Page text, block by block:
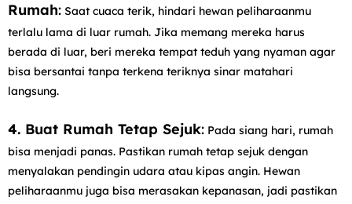
Rumah: Saat cuaca terik, hindari hewan peliharaanmu
terlalu lama di luar rumah. Jika memang mereka harus
berada di luar, beri mereka tempat teduh yang nyaman agar
bisa bersantai tanpa terkena teriknya sinar matahari
langsung.
4. Buat Rumah Tetap Sejuk: Pada siang hari, rumah
bisa menjadi panas. Pastikan rumah tetap sejuk dengan
menyalakan pendingin udara atau kipas angin. Hewan
peliharaanmu juga bisa merasakan kepanasan, jadi pastikan